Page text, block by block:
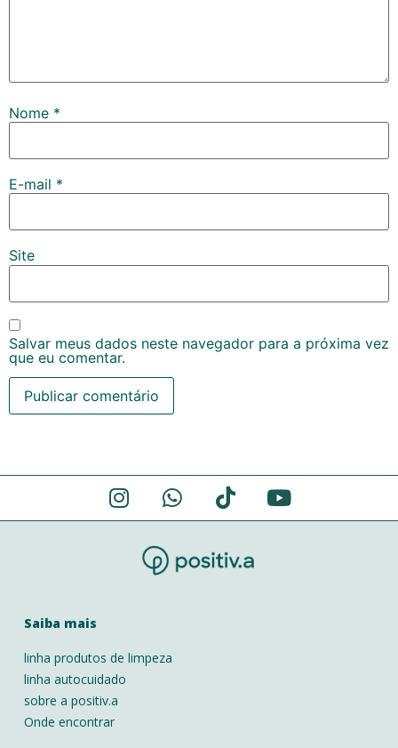
Nome *
E-mail *
Site
Salvar meus dados neste navegador para a próxima vez
que eu comentar.
Alternative:
Saiba mais
linha produtos de limpeza
linha autocuidado
sobre a positiv.a
Onde encontrar